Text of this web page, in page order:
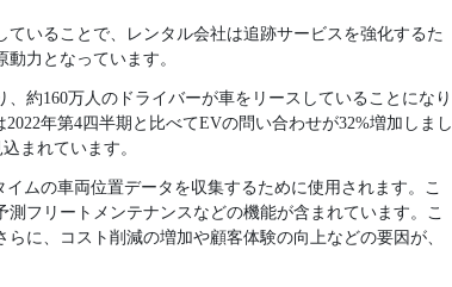
いることで、レンタル会社は追跡サービスを強化するた
力となっています。
約160万人のドライバーが車をリースしていることになり
年第4四半期と比べてEVの問い合わせが32%増加しまし
まれています。
ムの車両位置データを収集するために使用されます。こ
フリートメンテナンスなどの機能が含まれています。こ
に、コスト削減の増加や顧客体験の向上などの要因が、